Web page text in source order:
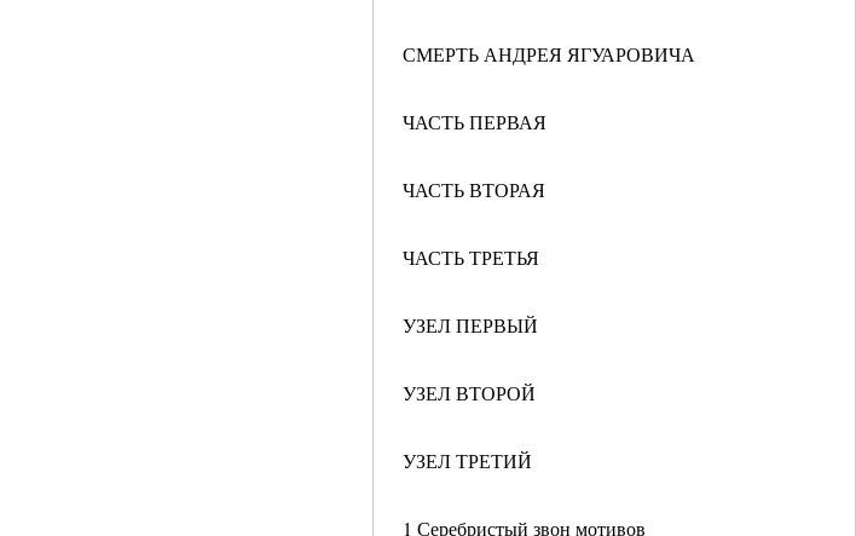
СМЕРТЬ АНДРЕЯ ЯГУАРОВИЧА
ЧАСТЬ ПЕРВАЯ
ЧАСТЬ ВТОРАЯ
ЧАСТЬ ТРЕТЬЯ
УЗЕЛ ПЕРВЫЙ
УЗЕЛ ВТОРОЙ
УЗЕЛ ТРЕТИЙ
1 Серебристый звон мотивов